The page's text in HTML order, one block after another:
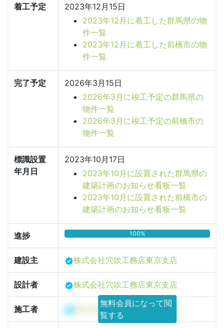
着工予定
2023年12月15日
2023年12月に着工した群馬県の物
件一覧
2023年12月に着工した前橋市の物
件一覧
完了予定
2026年3月15日
2026年3月に竣工予定の群馬県の
物件一覧
2026年3月に竣工予定の前橋市の
物件一覧
標識設置
年月日
2023年10月17日
2023年10月に設置された群馬県の
建築計画のお知らせ看板一覧
2023年10月に設置された前橋市の
建築計画のお知らせ看板一覧
進捗 100%
建設主 株式会社穴吹工務店東京支店
設計者 株式会社穴吹工務店東京支店
施工者 株式会社穴吹工務店東京支店
無料会員になって閲
覧する